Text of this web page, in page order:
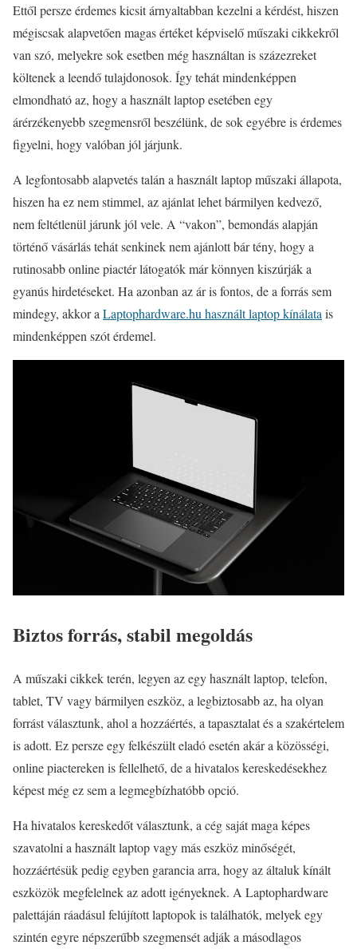
Ettől persze érdemes kicsit árnyaltabban kezelni a kérdést, hiszen
mégiscsak alapvetően magas értéket képviselő műszaki cikkekről
van szó, melyekre sok esetben még használtan is százezreket
költenek a leendő tulajdonosok. Így tehát mindenképpen
elmondható az, hogy a használt laptop esetében egy
árérzékenyebb szegmensről beszélünk, de sok egyébre is érdemes
figyelni, hogy valóban jól járjunk.
A legfontosabb alapvetés talán a használt laptop műszaki állapota,
hiszen ha ez nem stimmel, az ajánlat lehet bármilyen kedvező,
nem feltétlenül járunk jól vele. A “vakon”, bemondás alapján
történő vásárlás tehát senkinek nem ajánlott bár tény, hogy a
rutinosabb online piactér látogatók már könnyen kiszúrják a
gyanús hirdetéseket. Ha azonban az ár is fontos, de a forrás sem
mindegy, akkor a Laptophardware.hu használt laptop kínálata is
mindenképpen szót érdemel.
Biztos forrás, stabil megoldás
A műszaki cikkek terén, legyen az egy használt laptop, telefon,
tablet, TV vagy bármilyen eszköz, a legbiztosabb az, ha olyan
forrást választunk, ahol a hozzáértés, a tapasztalat és a szakértelem
is adott. Ez persze egy felkészült eladó esetén akár a közösségi,
online piactereken is fellelhető, de a hivatalos kereskedésekhez
képest még ez sem a legmegbízhatóbb opció.
Ha hivatalos kereskedőt választunk, a cég saját maga képes
szavatolni a használt laptop vagy más eszköz minőségét,
hozzáértésük pedig egyben garancia arra, hogy az általuk kínált
eszközök megfelelnek az adott igényeknek. A Laptophardware
palettáján ráadásul felújított laptopok is találhatók, melyek egy
szintén egyre népszerűbb szegmensét adják a másodlagos